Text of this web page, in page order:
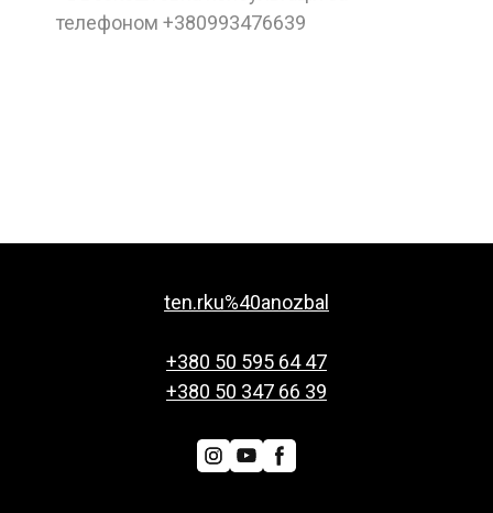
телефоном +380993476639
ten.rku%40anozbal
+380 50 595 64 47
+380 50 347 66 39